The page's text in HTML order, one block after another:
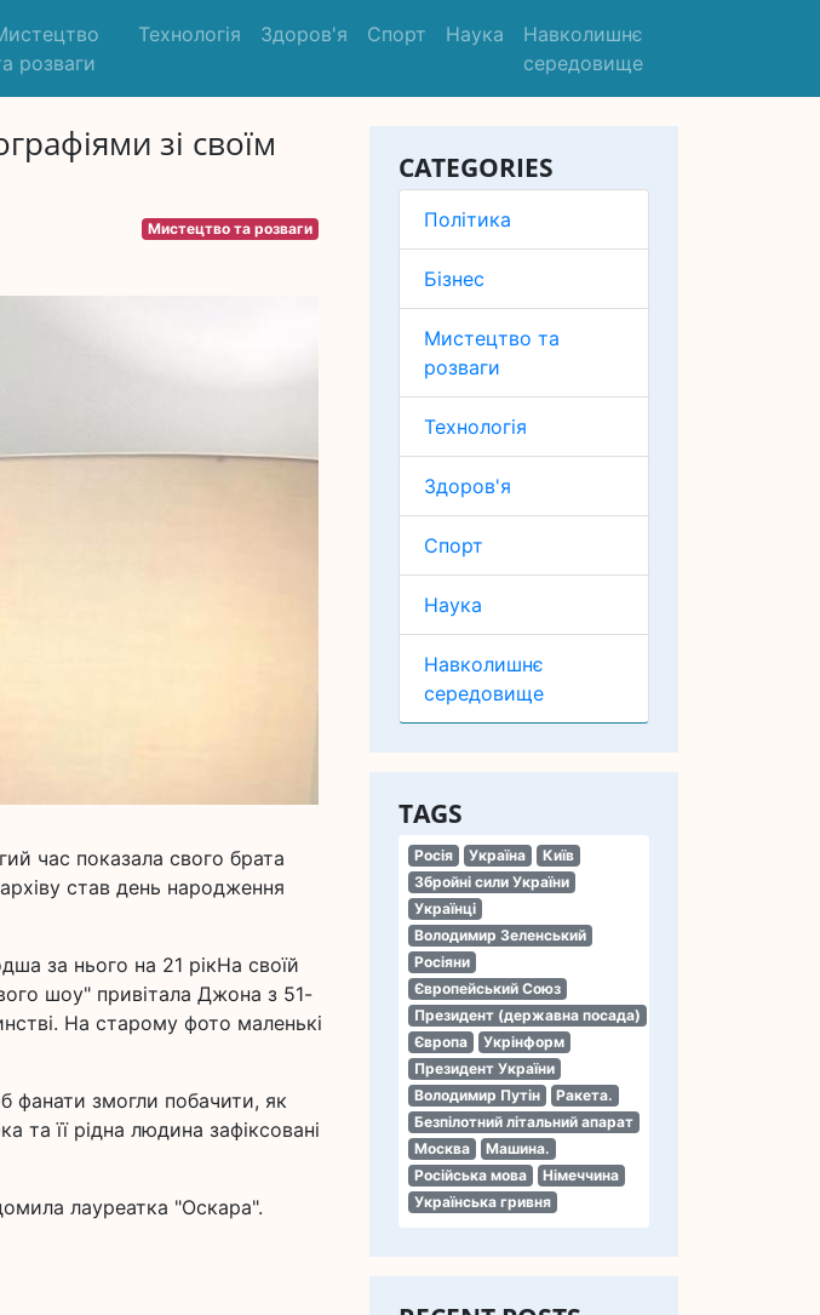
розваги
Технологія Здоров'я Спорт Наука
Навколишнє
середовище
CATEGORIES
Політика
Бізнес
Мистецтво та
розваги
Технологія
Здоров'я
Спорт
Наука
Навколишнє
середовище
TAGS
Росія Україна
Київ
Збройні сили України
Українці
Володимир Зеленський
Росіяни
Європейський Союз
Президент (державна посада)
Європа
Укрінформ
Президент України
Володимир Путін
Ракета.
Безпілотний літальний апарат
Москва
Машина.
Російська мова
Німеччина
Українська гривня
зі своїм
Мистецтво та розваги
час показала свого брата
став день народження
за нього на 21 рікНа своїй
шоу" привітала Джона з 51-
На старому фото маленькі
фанати змогли побачити, як
та її рідна людина зафіксовані
лауреатка "Оскара".